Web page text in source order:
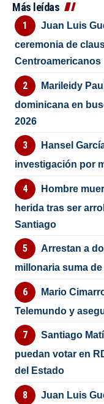
Más leídas
Juan Luis
ceremonia de
Centroamericanos
Marileidy
dominicana en
2026
Hansel
investigación por
Hombre
herida tras ser
Santiago
Arrestan a
millonaria suma
Mario
Telemundo y
Santiago
puedan votar en
del Estado
Juan Luis